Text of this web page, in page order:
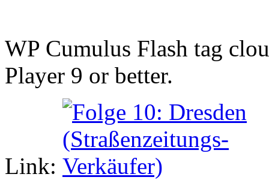
WP Cumulus Flash tag
Player 9 or better.
Link: